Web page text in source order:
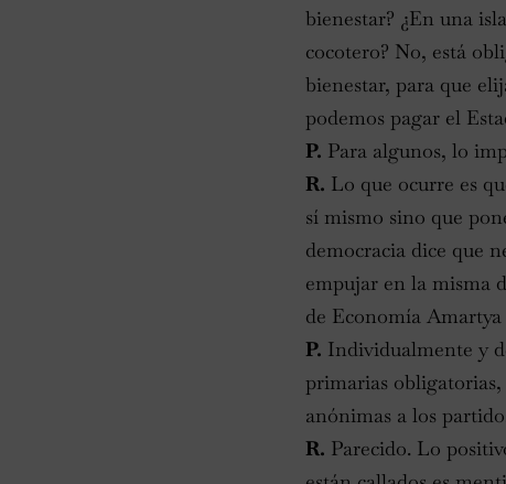
bienestar? ¿En una
cocotero? No, está
bienestar, para que
podemos pagar el
P. Para algunos, lo
R. Lo que ocurre es
sí mismo sino que
democracia dice que
empujar en la misma
de Economía
P. Individualmente y
primarias
anónimas a los
R. Parecido. Lo